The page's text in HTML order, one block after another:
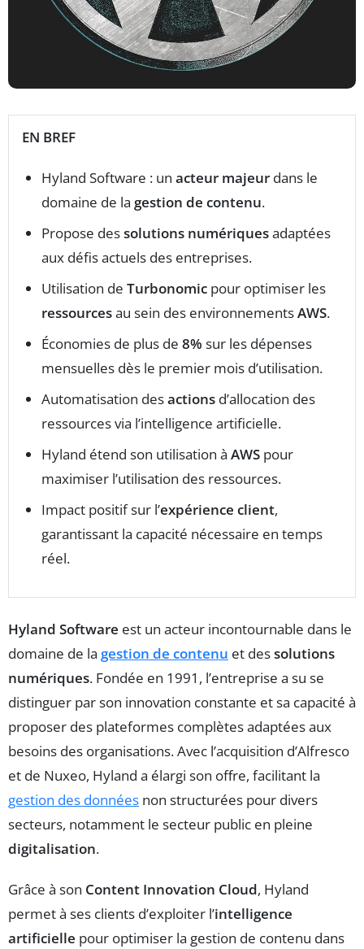
EN BREF
Hyland Software : un acteur majeur dans le
domaine de la gestion de contenu.
Propose dessolutions numériquesadaptées
aux défis actuels des entreprises.
Utilisation de Turbonomic pour optimiser les
ressourcesau sein des environnementsAWS.
Économies de plus de 8% sur les dépenses
mensuelles dès le premier mois d’utilisation.
Automatisation desactions d’allocation des
ressources via l’intelligence artificielle.
Hyland étend son utilisation à AWS pour
maximiser l’utilisation des ressources.
Impact positif sur l’expérience client,
garantissant la capacité nécessaire en temps
réel.
Hyland Software est un acteur incontournable dans le
domaine de la gestion de contenu et dessolutions
numériques. Fondée en 1991, l’entreprise a su se
distinguer par son innovation constante et sa capacité à
proposer des plateformes complètes adaptées aux
besoins des organisations. Avec l’acquisition d’Alfresco
et de Nuxeo, Hyland a élargi son offre, facilitant la
gestion des données non structurées pour divers
secteurs, notamment le secteur public en pleine
digitalisation.
Grâce à son Content Innovation Cloud, Hyland
permet à ses clients d’exploiter l’intelligence
artificielle pour optimiser la gestion de contenu dans